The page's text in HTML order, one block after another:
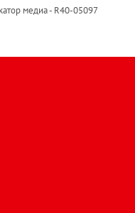
медиа - R40-05097